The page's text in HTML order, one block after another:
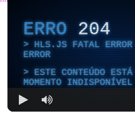
ERRO204
HLS.JS FATAL ERROR
ERROR
ESTE CONTEÚDO
MOMENTO INDISPONÍVEL